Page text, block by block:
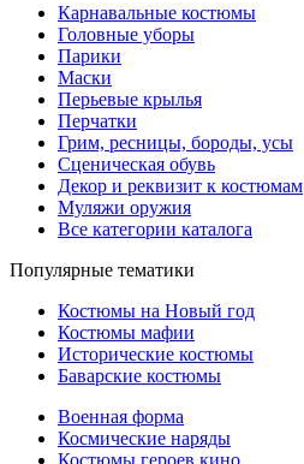
Карнавальные костюмы
Головные уборы
Парики
Маски
Перьевые крылья
Перчатки
Грим, ресницы, бороды, усы
Сценическая обувь
Декор и реквизит к костюмам
Муляжи оружия
Все категории каталога
Популярные тематики
Костюмы на Новый год
Костюмы мафии
Исторические костюмы
Баварские костюмы
Военная форма
Космические наряды
Костюмы героев кино